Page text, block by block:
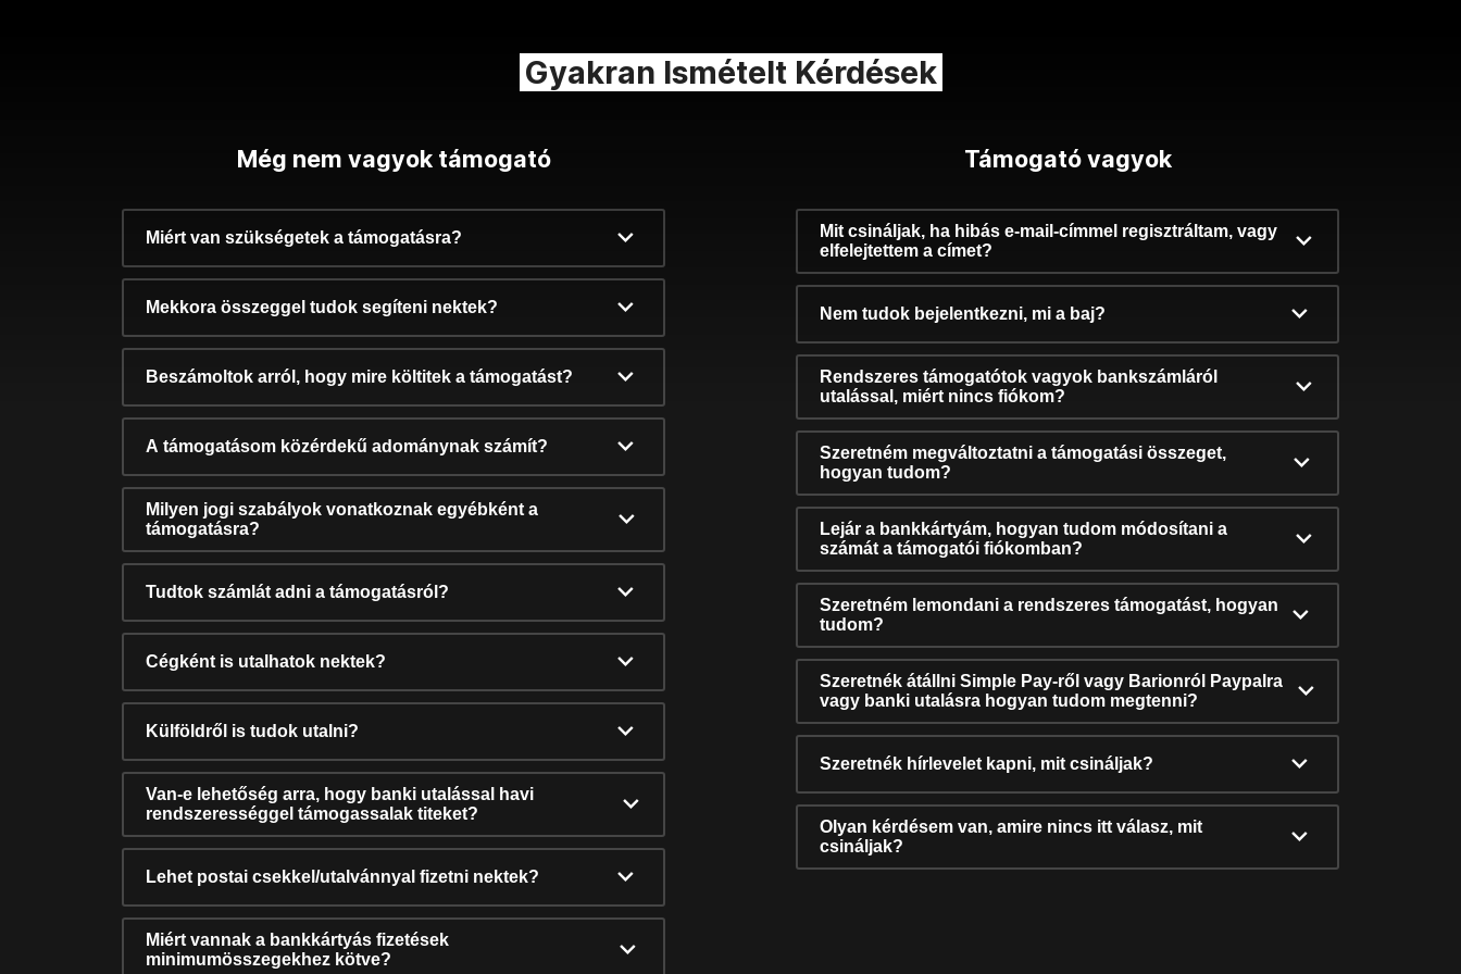
Gyakran Ismételt Kérdések
Még nem vagyok támogató
Miért van szükségetek a támogatásra?
Mekkora összeggel tudok segíteni nektek?
Beszámoltok arról, hogy mire költitek a támogatást?
A támogatásom közérdekű adománynak számít?
Milyen jogi szabályok vonatkoznak egyébként a
támogatásra?
Tudtok számlát adni a támogatásról?
Cégként is utalhatok nektek?
Külföldről is tudok utalni?
Van-e lehetőség arra, hogy banki utalással havi
rendszerességgel támogassalak titeket?
Lehet postai csekkel/utalvánnyal fizetni nektek?
Miért vannak a bankkártyás fizetések
minimumösszegekhez kötve?
Támogató vagyok
Mit csináljak, ha hibás e-mail-címmel regisztráltam, vagy
elfelejtettem a címet?
Nem tudok bejelentkezni, mi a baj?
Rendszeres támogatótok vagyok bankszámláról
utalással, miért nincs fiókom?
Szeretném megváltoztatni a támogatási összeget,
hogyan tudom?
Lejár a bankkártyám, hogyan tudom módosítani a
számát a támogatói fiókomban?
Szeretném lemondani a rendszeres támogatást, hogyan
tudom?
Szeretnék átállni Simple Pay-ről vagy Barionról Paypalra
vagy banki utalásra hogyan tudom megtenni?
Szeretnék hírlevelet kapni, mit csináljak?
Olyan kérdésem van, amire nincs itt válasz, mit
csináljak?